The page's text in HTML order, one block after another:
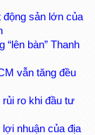
động sản lớn của
“lên bàn” Thanh
vẫn tăng đều
ro khi đầu tư
nhuận của địa